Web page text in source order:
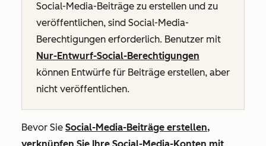
Social-Media-Beiträge zu erstellen und zu
veröffentlichen, sind Social-Media-
Berechtigungen erforderlich. Benutzer mit
Nur-Entwurf-Social-Berechtigungen
können Entwürfe für Beiträge erstellen, aber
nicht veröffentlichen.
Bevor Sie Social-Media-Beiträge erstellen,